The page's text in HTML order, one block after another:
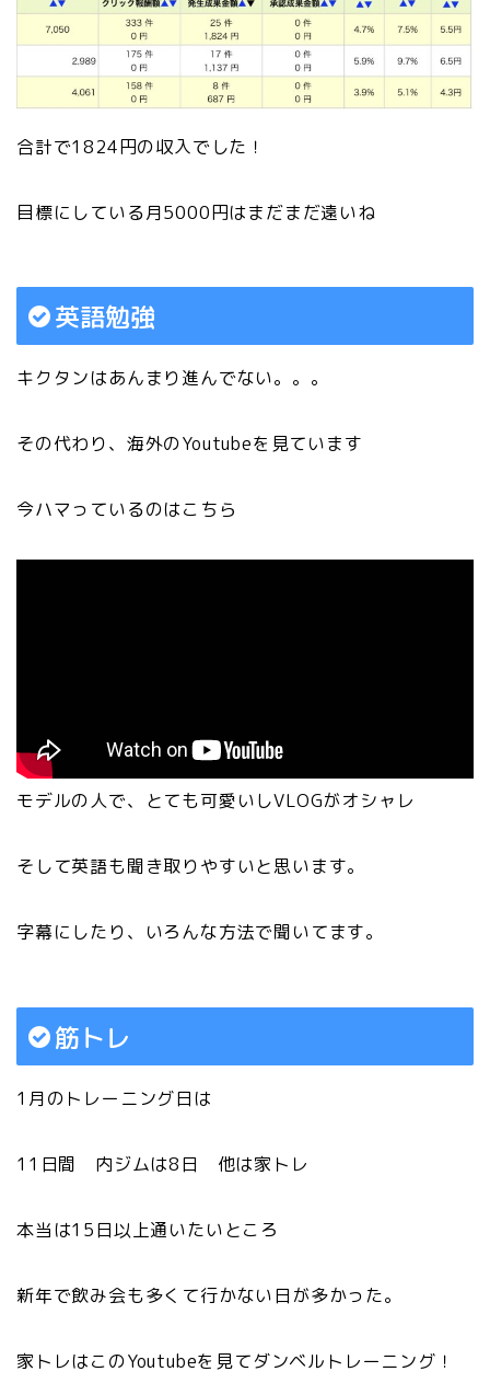
合計で1824円の収入でした！
目標にしている月5000円はまだまだ遠いね
英語勉強
キクタンはあんまり進んでない。。。
その代わり、海外のYoutubeを見ています
今ハマっているのはこちら
モデルの人で、とても可愛いしVLOGがオシャレ
そして英語も聞き取りやすいと思います。
字幕にしたり、いろんな方法で聞いてます。
筋トレ
1月のトレーニング日は
11日間 内ジムは8日 他は家トレ
本当は15日以上通いたいところ
新年で飲み会も多くて行かない日が多かった。
家トレはこのYoutubeを見てダンベルトレーニング！